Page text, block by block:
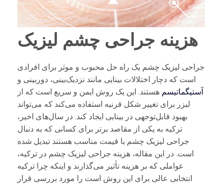
هزینه جراحی چشم لیزیک
جراحی لیزیک چشم یک راه حل محبوب و موثر برای افرادی
است که دچار اختلالات بینایی مانند نزدیک‌بینی، دوربینی و
آستیگماتیسم هستند. این یک روش ایمن و سریع است که از
لیزر برای تغییر شکل قرنیه استفاده می‌کند که می‌تواند
بهبود قابل‌توجهی در بینایی ایجاد کند. در سال‌های اخیر،
ترکیه به یکی از مقاصد برتر برای کسانی که به دنبال
جراحی لیزیک چشم با قیمت مناسب هستند تبدیل شده
است. در این مقاله، هزینه جراحی لیزیک چشم در ترکیه،
عواملی که بر هزینه تأثیر می‌گذارند و اینکه چرا ترکیه
انتخابی عالی برای این روش است را مورد بررسی قرار